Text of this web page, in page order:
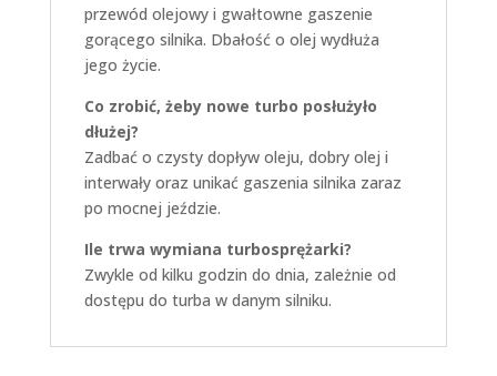
przewód olejowy i gwałtowne gaszenie
gorącego silnika. Dbałość o olej wydłuża
jego życie.
Co zrobić, żeby nowe turbo posłużyło
dłużej?
Zadbać o czysty dopływ oleju, dobry olej i
interwały oraz unikać gaszenia silnika zaraz
po mocnej jeździe.
Ile trwa wymiana turbosprężarki?
Zwykle od kilku godzin do dnia, zależnie od
dostępu do turba w danym silniku.